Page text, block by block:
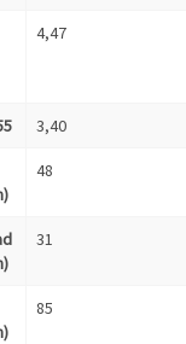
4,47
3,40
48
31
85